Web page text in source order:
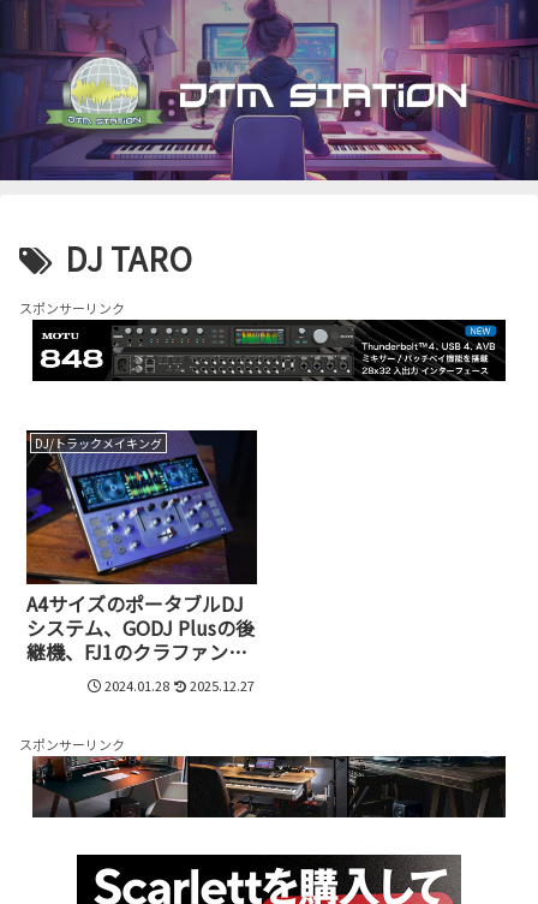
DJ TARO
スポンサーリンク
DJ/トラックメイキング
A4サイズのポータブルDJ
システム、GODJ Plusの後
継機、FJ1のクラファン
1/30まで実施中。DJ KOO
さん、DJ TAROさんによ
2024.01.28 2025.12.27
スポンサーリンク